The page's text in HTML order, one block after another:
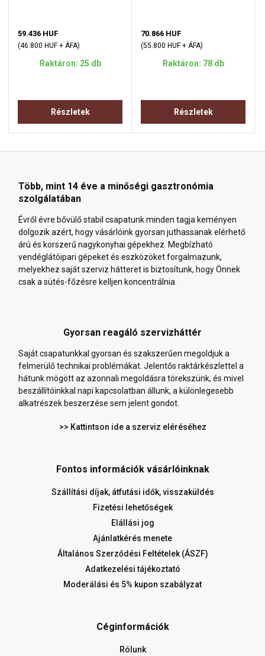
59.436 HUF
(46.800 HUF + ÁFA)
Raktáron: 25 db
Részletek
70.866 HUF
(55.800 HUF + ÁFA)
Raktáron: 78 db
Részletek
Több, mint 14 éve a minőségi gasztronómia
szolgálatában
Évről évre bővülő stabil csapatunk minden tagja keményen
dolgozik azért, hogy vásárlóink gyorsan juthassanak elérhető
árú és korszerű nagykonyhai gépekhez. Megbízható
vendéglátóipari gépeket és eszközöket forgalmazunk,
melyekhez saját szerviz hátteret is biztosítunk, hogy Önnek
csak a sütés-főzésre kelljen koncentrálnia.
Gyorsan reagáló szervizháttér
Saját csapatunkkal gyorsan és szakszerűen megoldjuk a
felmerülő technikai problémákat. Jelentős raktárkészlettel a
hátunk mögött az azonnali megoldásra törekszünk, és mivel
beszállítóinkkal napi kapcsolatban állunk, a különlegesebb
alkatrészek beszerzése sem jelent gondot.
>> Kattintson ide a szerviz eléréséhez
Fontos információk vásárlóinknak
Szállítási díjak, átfutási idők, visszaküldés
Fizetési lehetőségek
Elállási jog
Ajánlatkérés menete
Általános Szerződési Feltételek (ÁSZF)
Adatkezelési tájékoztató
Moderálási és 5% kupon szabályzat
Céginformációk
Rólunk